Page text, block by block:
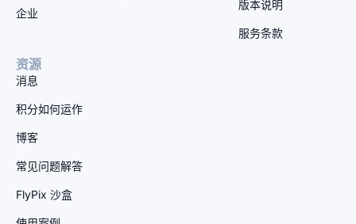
企业
版本说明
服务条款
资源
消息
积分如何运作
博客
常见问题解答
FlyPix 沙盒